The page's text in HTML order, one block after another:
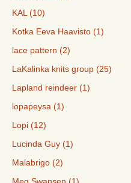
KAL (10)
Kotka Eeva Haavisto (1)
lace pattern (2)
LaKalinka knits group (25)
Lapland reindeer (1)
lopapeysa (1)
Lopi (12)
Lucinda Guy (1)
Malabrigo (2)
Meg Swansen (1)